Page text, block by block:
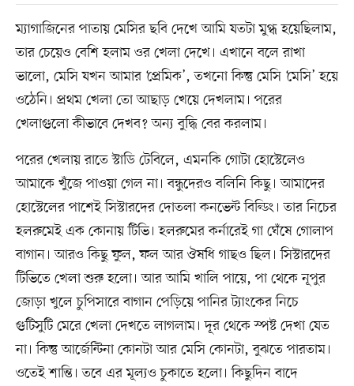
ম্যাগাজিনের পাতায় মেসির ছবি দেখে আমি যতটা মুগ্ধ হয়েছিলাম,
তার চেয়েও বেশি হলাম ওর খেলা দেখে। এখানে বলে রাখা
ভালো, মেসি যখন আমার ‘প্রেমিক’, তখনো কিন্তু মেসি ‘মেসি’ হয়ে
ওঠেনি। প্রথম খেলা তো আছাড় খেয়ে দেখলাম। পরের
খেলাগুলো কীভাবে দেখব? অন্য বুদ্ধি বের করলাম।
পরের খেলায় রাতে স্টাডি টেবিলে, এমনকি গোটা হোস্টেলেও
আমাকে খুঁজে পাওয়া গেল না। বন্ধুদেরও বলিনি কিছু। আমাদের
হোস্টেলের পাশেই সিস্টারদের দোতলা কনভেন্ট বিল্ডিং। তার নিচের
হলরুমেই এক কোনায় টিভি। হলরুমের কর্নারেই গা ঘেঁষে গোলাপ
বাগান। আরও কিছু ফুল, ফল আর ঔষধি গাছও ছিল। সিস্টারদের
টিভিতে খেলা শুরু হলো। আর আমি খালি পায়ে, পা থেকে নূপুর
জোড়া খুলে চুপিসারে বাগান পেড়িয়ে পানির ট্যাংকের নিচে
গুটিসুটি মেরে খেলা দেখতে লাগলাম। দূর থেকে স্পষ্ট দেখা যেত
না। কিন্তু আর্জেন্টিনা কোনটা আর মেসি কোনটা, বুঝতে পারতাম।
ওতেই শান্তি। তবে এর মূল্যও চুকাতে হলো। কিছুদিন বাদে